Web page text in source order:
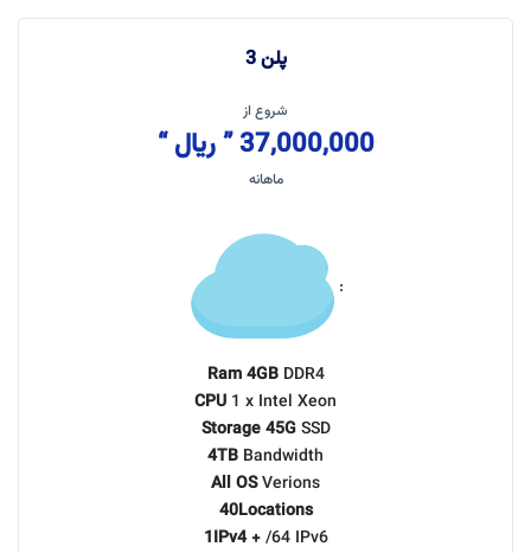
پلن 3
شروع از
37,000,000 ” ریال “
ماهانه
:
Ram 4GB DDR4
CPU 1 x Intel Xeon
Storage 45GSSD
4TB Bandwidth
All OSVerions
40Locations
1IPv4 +/64 IPv6